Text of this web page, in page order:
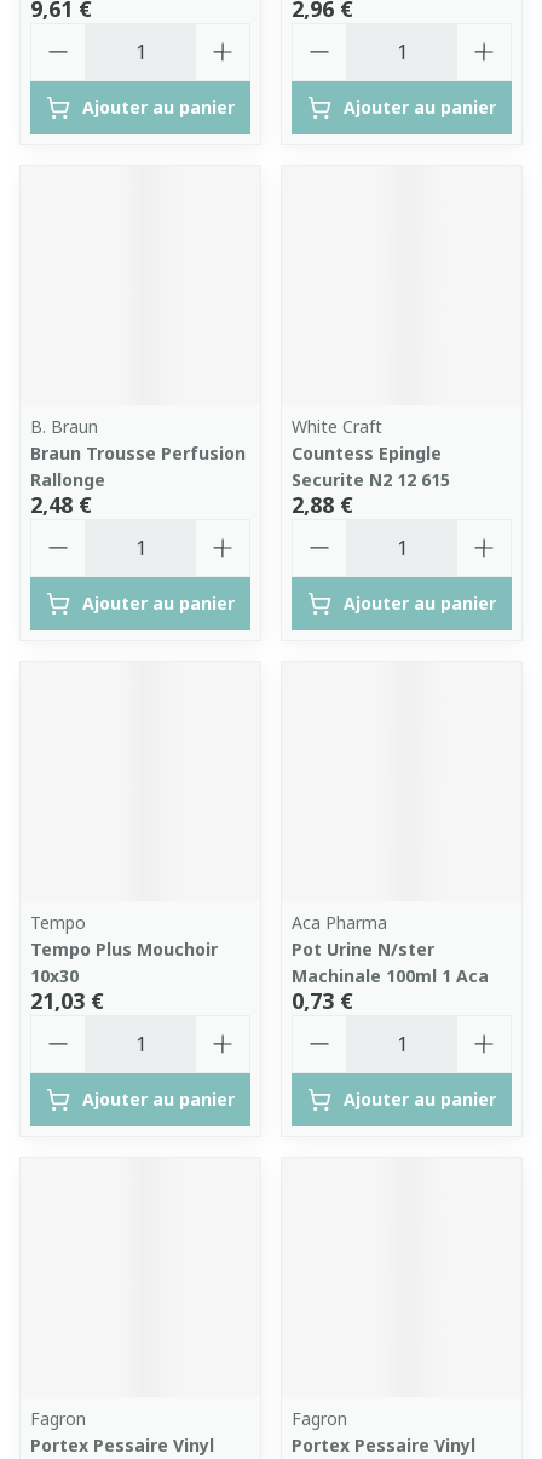
9,61 €
Ajouter au panier
2,96 €
Ajouter au panier
B. Braun
Braun Trousse Perfusion
Rallonge
2,48 €
Ajouter au panier
White Craft
Countess Epingle
Securite N2 12 615
2,88 €
Ajouter au panier
Tempo
Tempo Plus Mouchoir
10x30
21,03 €
Ajouter au panier
Aca Pharma
Pot Urine N/ster
Machinale 100ml 1 Aca
0,73 €
Ajouter au panier
Fagron
Portex Pessaire Vinyl
Fagron
Portex Pessaire Vinyl